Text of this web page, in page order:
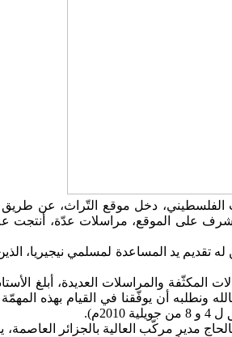
الفلسطيني، دخل موقع التّراث، عن
على الموقع، مراسلات عدّة، أنتجت
له تقديم يد المساعدة لمسلمي نيجيريا،
والمراسلات العديدة، أبلغ
ونطلبه أن يوفّقنا في القيام بهذه